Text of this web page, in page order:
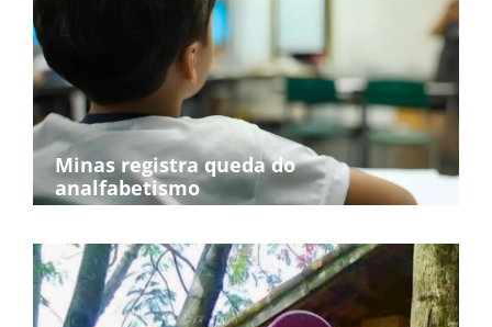
Minas registra queda do
analfabetismo